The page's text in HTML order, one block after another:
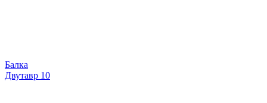
Балка
Двутавр 10